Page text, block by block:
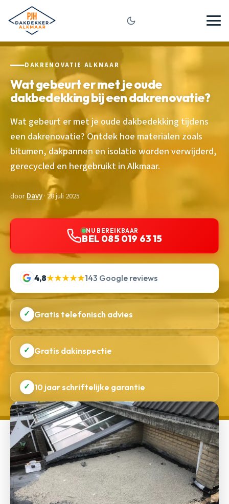
DAKRENOVATIE ALKMAAR
Wat gebeurt er met je oude
dakbedekking bij een dakrenovatie?
Wat gebeurt er met je oude dakbedekking tijdens
een dakrenovatie? Ontdek hoe materialen zoals
bitumen, dakpannen en isolatie worden verwijderd,
gerecycled en hergebruikt in Alkmaar.
doorDavy· 28 juli 2025
NU BEREIKBAAR
BEL 085 019 63 15
4,8★★★★★143 Google reviews
✓ Gratis telefonisch advies
✓ Gratis dakinspectie
✓ 10 jaar schriftelijke garantie